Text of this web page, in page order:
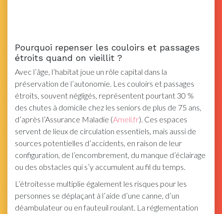
Pourquoi repenser les couloirs et passages
étroits quand on vieillit ?
Avec l’âge, l’habitat joue un rôle capital dans la
préservation de l’autonomie. Les couloirs et passages
étroits, souvent négligés, représentent pourtant 30 %
des chutes à domicile chez les seniors de plus de 75 ans,
d’après l’Assurance Maladie (Ameli.fr). Ces espaces
servent de lieux de circulation essentiels, mais aussi de
sources potentielles d’accidents, en raison de leur
configuration, de l’encombrement, du manque d’éclairage
ou des obstacles qui s’y accumulent au fil du temps.
L’étroitesse multiplie également les risques pour les
personnes se déplaçant à l’aide d’une canne, d’un
déambulateur ou en fauteuil roulant. La réglementation